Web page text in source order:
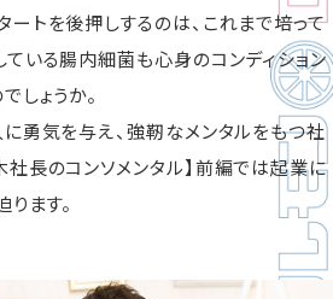
トを後押しするのは、これまで培って
いる腸内細菌も心身のコンディション
しょうか。
勇気を与え、強靭なメンタルをもつ社
長のコンソメンタル】前編では起業に
ます。